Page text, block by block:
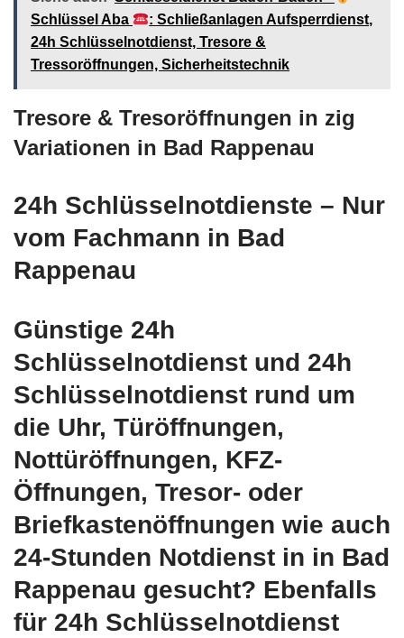
Schlüssel Aba
: Schließanlagen Aufsperrdienst,
24h Schlüsselnotdienst, Tresore &
Tressoröffnungen, Sicherheitstechnik
Tresore & Tresoröffnungen in zig
Variationen in Bad Rappenau
24h Schlüsselnotdienste – Nur
vom Fachmann in Bad
Rappenau
Günstige 24h
Schlüsselnotdienst und 24h
Schlüsselnotdienst rund um
die Uhr, Türöffnungen,
Nottüröffnungen, KFZ-
Öffnungen, Tresor- oder
Briefkastenöffnungen wie auch
24-Stunden Notdienst in in Bad
Rappenau gesucht? Ebenfalls
für 24h Schlüsselnotdienst